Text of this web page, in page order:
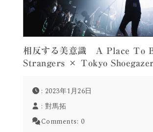
相反する美意識 A Place To
Strangers × Tokyo
: 2023年1月26日
: 對馬拓
Comments: 0